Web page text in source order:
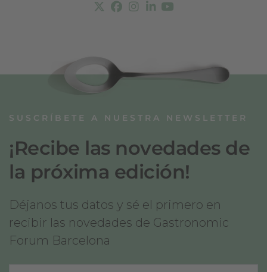
SUSCRÍBETE A NUESTRA NEWSLETTER
¡Recibe las novedades de
la próxima edición!
Déjanos tus datos y sé el primero en
recibir las novedades de Gastronomic
Forum Barcelona